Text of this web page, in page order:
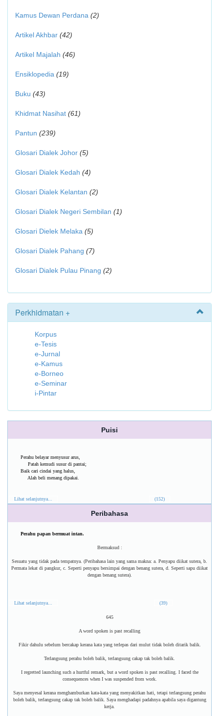
Kamus Dewan Perdana (2)
Artikel Akhbar (42)
Artikel Majalah (46)
Ensiklopedia (19)
Buku (43)
Khidmat Nasihat (61)
Pantun (239)
Glosari Dialek Johor (5)
Glosari Dialek Kedah (4)
Glosari Dialek Kelantan (2)
Glosari Dialek Negeri Sembilan (1)
Glosari Dielek Melaka (5)
Glosari Dialek Pahang (7)
Glosari Dialek Pulau Pinang (2)
Perkhidmatan +
Korpus
e-Tesis
e-Jurnal
e-Kamus
e-Borneo
e-Seminar
i-Pintar
Puisi
Perahu belayar menyusur arus,
Patah kemudi susur di pantai;
Baik cari cindai yang halus,
Alah beli menang dipakai.
Lihat selanjutnya... (152)
Peribahasa
Perahu papan bermuat intan.
Bermaksud :
Sesuatu yang tidak pada tempatnya. (Peribahasa lain yang sama makna: a. Penyapu diikat sutera, b.
Permata lekat di pangkur, c. Seperti penyapu bersimpai dengan benang sutera, d. Seperti sapu diikat
dengan benang sutera).
Lihat selanjutnya... (39)
645
A word spoken is past recalling
Fikir dahulu sebelum bercakap kerana kata yang terlepas dari mulut tidak boleh ditarik balik.
Terlangsung perahu boleh balik, terlangsung cakap tak boleh balik.
I regretted launching such a hurtful remark, but a word spoken is past recalling. I faced the
consequences when I was suspended from work.
Saya menyesal kerana menghamburkan kata-kata yang menyakitkan hati, tetapi terlangsung perahu
boleh balik, terlangsung cakap tak boleh balik. Saya menghadapi padahnya apabila saya digantung
kerja.